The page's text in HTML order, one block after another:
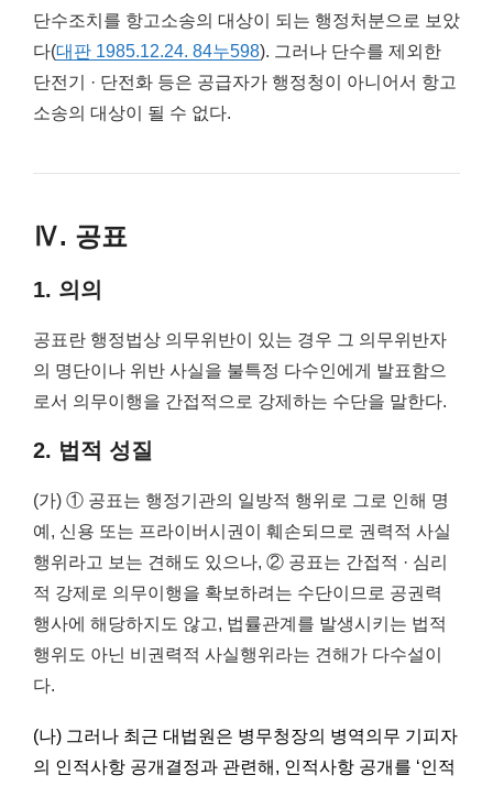
단수조치를 항고소송의 대상이 되는 행정처분으로 보았
다(대판 1985.12.24. 84누598). 그러나 단수를 제외한
단전기 · 단전화 등은 공급자가 행정청이 아니어서 항고
소송의 대상이 될 수 없다.
Ⅳ. 공표
1. 의의
공표란 행정법상 의무위반이 있는 경우 그 의무위반자
의 명단이나 위반 사실을 불특정 다수인에게 발표함으
로서 의무이행을 간접적으로 강제하는 수단을 말한다.
2. 법적 성질
(가) ① 공표는 행정기관의 일방적 행위로 그로 인해 명
예, 신용 또는 프라이버시권이 훼손되므로 권력적 사실
행위라고 보는 견해도 있으나, ② 공표는 간접적 · 심리
적 강제로 의무이행을 확보하려는 수단이므로 공권력
행사에 해당하지도 않고, 법률관계를 발생시키는 법적
행위도 아닌 비권력적 사실행위라는 견해가 다수설이
다.
(나) 그러나 최근 대법원은 병무청장의 병역의무 기피자
의 인적사항 공개결정과 관련해, 인적사항 공개를 ‘인적